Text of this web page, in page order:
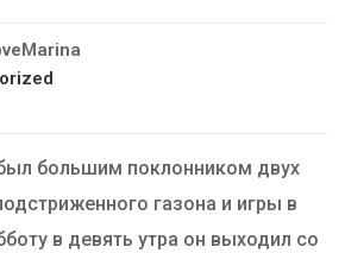
большим поклонником двух
газона и игры в
в девять утра он выходил со